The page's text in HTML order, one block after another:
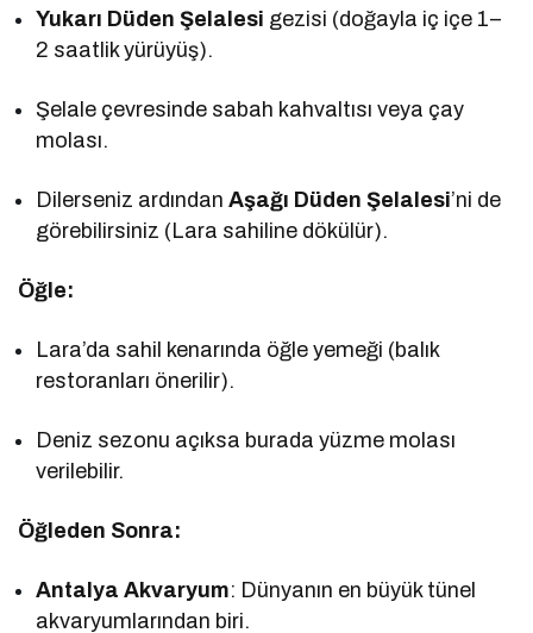
Yukarı Düden Şelalesi gezisi (doğayla iç içe 1–
2 saatlik yürüyüş).
Şelale çevresinde sabah kahvaltısı veya çay
molası.
Dilerseniz ardındanAşağı Düden Şelalesi’ni de
görebilirsiniz (Lara sahiline dökülür).
Öğle:
Lara’da sahil kenarında öğle yemeği (balık
restoranları önerilir).
Deniz sezonu açıksa burada yüzme molası
verilebilir.
Öğleden Sonra:
Antalya Akvaryum: Dünyanın en büyük tünel
akvaryumlarından biri.